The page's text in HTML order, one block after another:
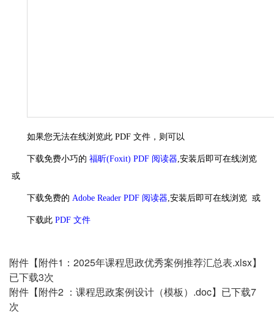
如果您无法在线浏览此 PDF 文件，则可以
下载免费小巧的 福昕(Foxit) PDF 阅读器 ,安装后即可在线浏览
或
下载免费的 Adobe Reader PDF 阅读器 ,安装后即可在线浏览 或
下载此 PDF 文件
附件【附件1：2025年课程思政优秀案例推荐汇总表.xlsx】
已下载3次
附件【附件2 ：课程思政案例设计（模板）.doc】已下载7
次